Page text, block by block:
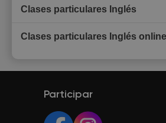
Clases particulares Inglés
Clases particulares Inglés online
Participar